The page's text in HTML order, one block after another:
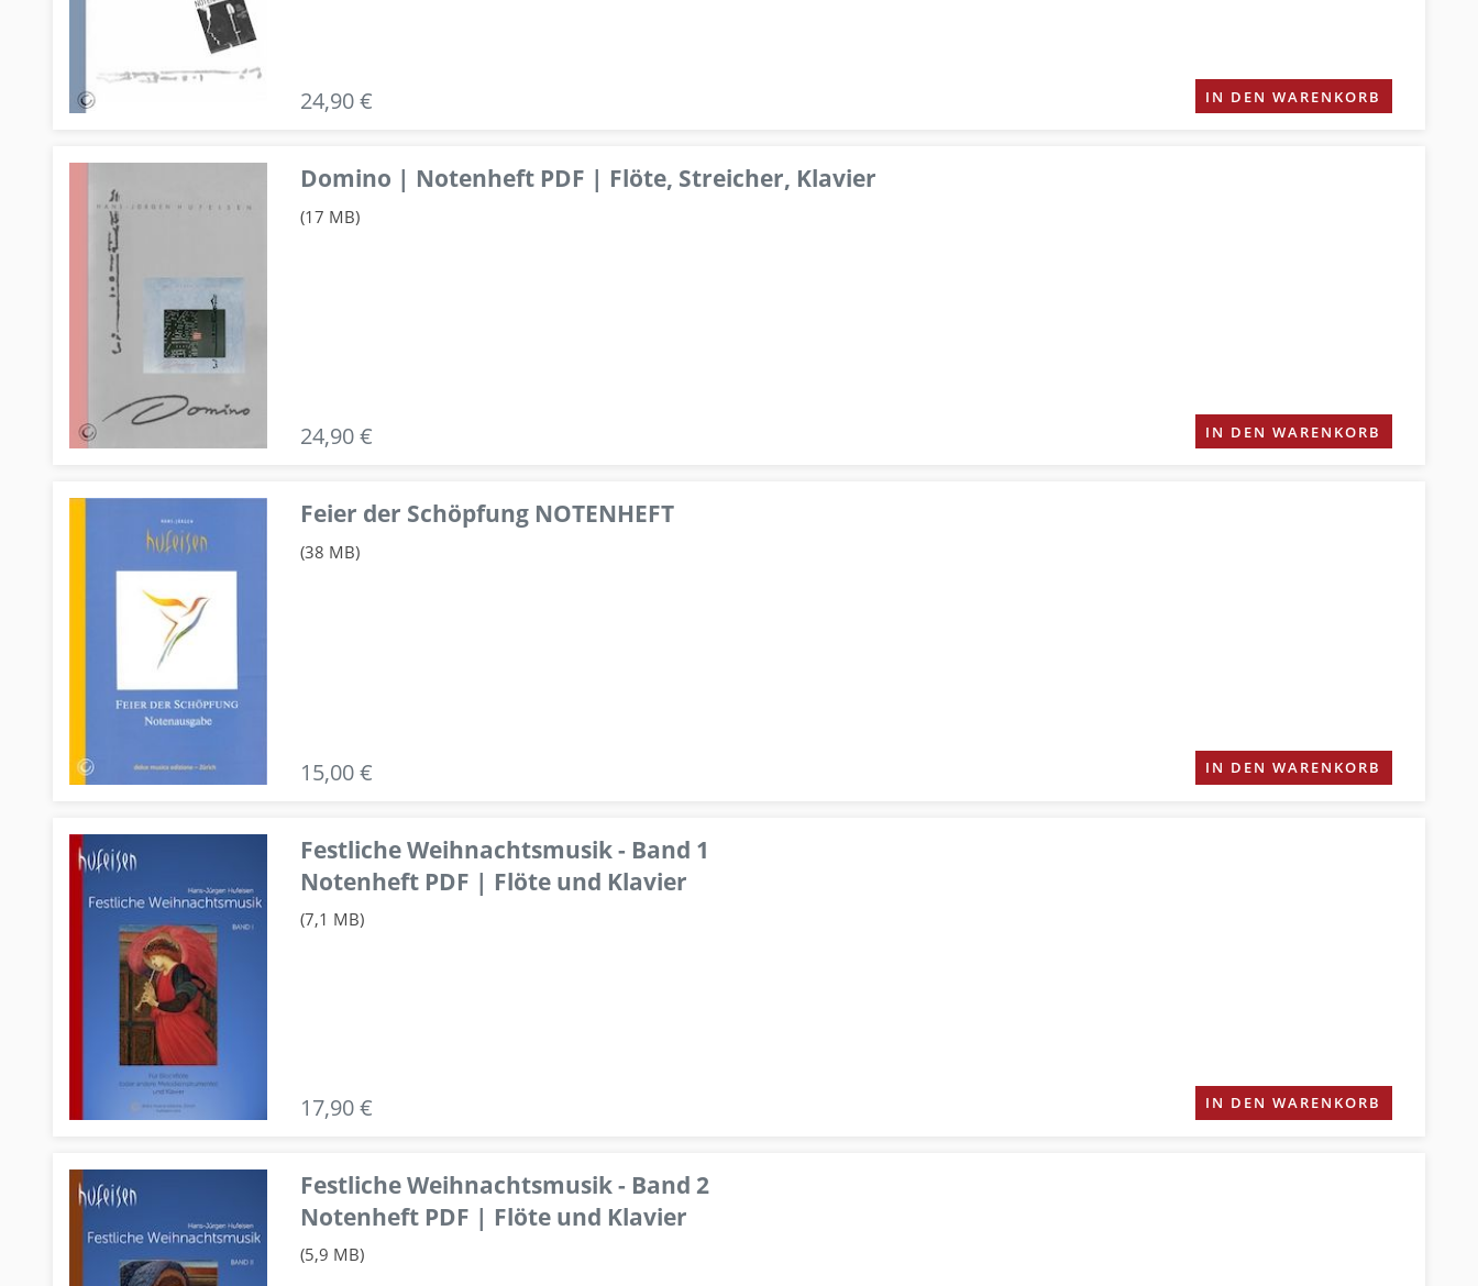
24,90 € IN DEN WARENKORB
Domino | Notenheft PDF | Flöte, Streicher, Klavier
(17 MB)
24,90 € IN DEN WARENKORB
Feier der Schöpfung NOTENHEFT
(38 MB)
15,00 € IN DEN WARENKORB
Festliche Weihnachtsmusik - Band 1
Notenheft PDF | Flöte und Klavier
(7,1 MB)
17,90 € IN DEN WARENKORB
Festliche Weihnachtsmusik - Band 2
Notenheft PDF | Flöte und Klavier
(5,9 MB)